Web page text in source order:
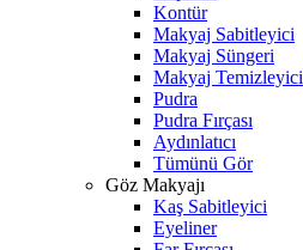
Kontür
Makyaj Sabitleyici
Makyaj Süngeri
Makyaj Temizleyici
Pudra
Pudra Fırçası
Aydınlatıcı
Tümünü Gör
Göz Makyajı
Kaş Sabitleyici
Eyeliner